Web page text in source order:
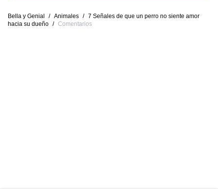
Bella y Genial / Animales / 7 Señales de que un perro no siente amor
hacia su dueño / Comentarios